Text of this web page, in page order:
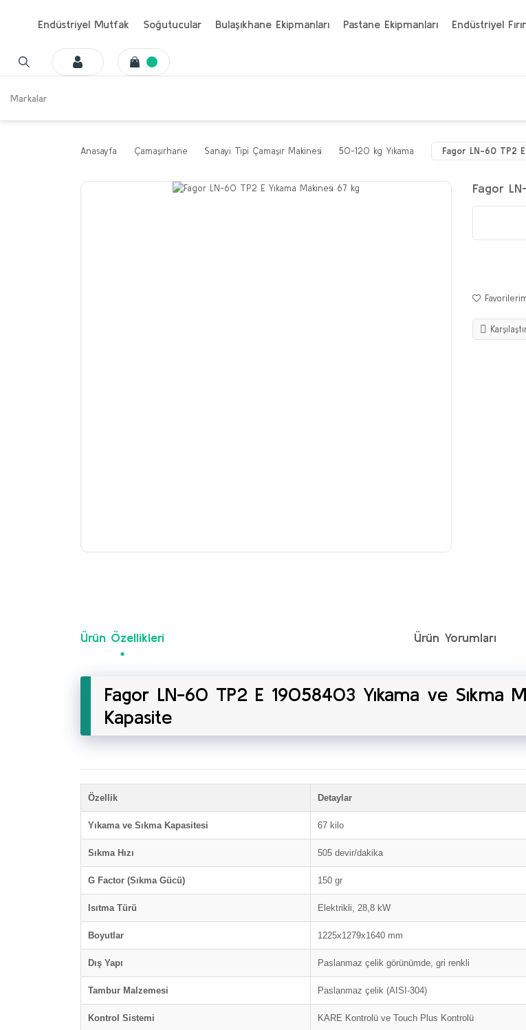
Endüstriyel Mutfak Soğutucular Bulaşıkhane Ekipmanları Pastane Ekipmanları Endüstriyel
Markalar
Anasayfa Çamaşırhane Sanayi Tipi Çamaşır Makinesi 50-120 kg Yıkama Fagor LN-60 TP2
Fagor
Ürün Özellikleri Ürün Yorumları
Fagor LN-60 TP2 E 19058403 Yıkama ve Sıkma
Kapasite
Özellik Detaylar
Yıkama ve Sıkma Kapasitesi 67 kilo
Sıkma Hızı 505 devir/dakika
G Factor (Sıkma Gücü) 150 gr
Isıtma Türü Elektrikli, 28,8 kW
Boyutlar 1225x1279x1640 mm
Dış Yapı Paslanmaz çelik görünümde, gri renkli
Tambur Malzemesi Paslanmaz çelik (AISI-304)
Kontrol Sistemi KARE Kontrolü ve Touch Plus Kontrolü